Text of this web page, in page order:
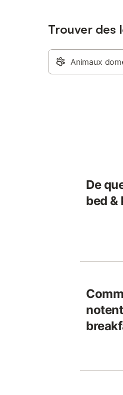
Trouver des
Animaux
De
bed &